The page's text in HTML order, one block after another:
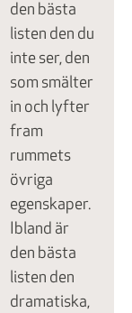
den bästa
listen den du
inte ser, den
som smälter
in och lyfter
fram
rummets
övriga
egenskaper.
Ibland är
den bästa
listen den
dramatiska,